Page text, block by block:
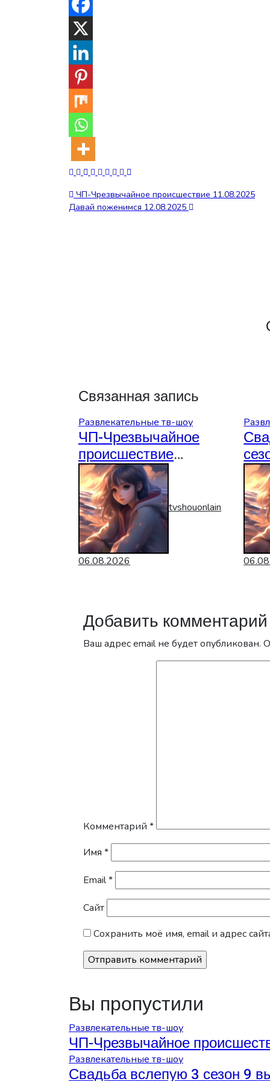
Навигация
по
ЧП-Чрезвычайное происшествие 11.08.2025
Давай поженимся 12.08.2025
Связанная запись
Развлекательные тв-шоу
ЧП-Чрезвычайное
происшествие
06.08.2026
tvshouonlain
06.08.2026
Добавить комментарий
Ваш адрес email не будет опубликован.
Комментарий *
Имя *
Email*
Сайт
Сохранить моё имя, email и адрес
Вы пропустили
Развлекательные тв-шоу
ЧП-Чрезвычайное
Развлекательные тв-шоу
Свадьба вслепую 3 сезон 9